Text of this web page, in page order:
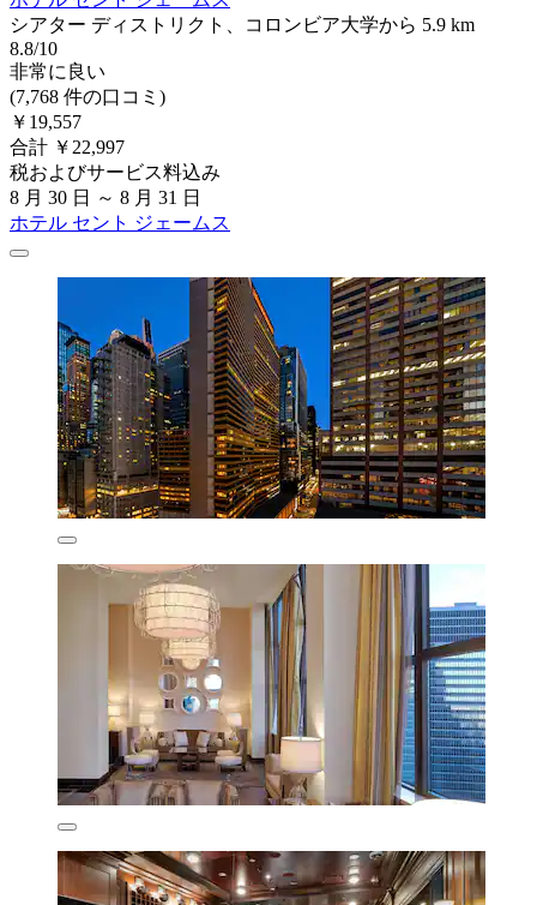
シアター ディストリクト、コロンビア大学から 5.9 km
8.8/10
非常に良い
(7,768 件の口コミ)
￥19,557
合計 ￥22,997
税およびサービス料込み
8 月 30 日 ～ 8 月 31 日
ホテル セント ジェームス